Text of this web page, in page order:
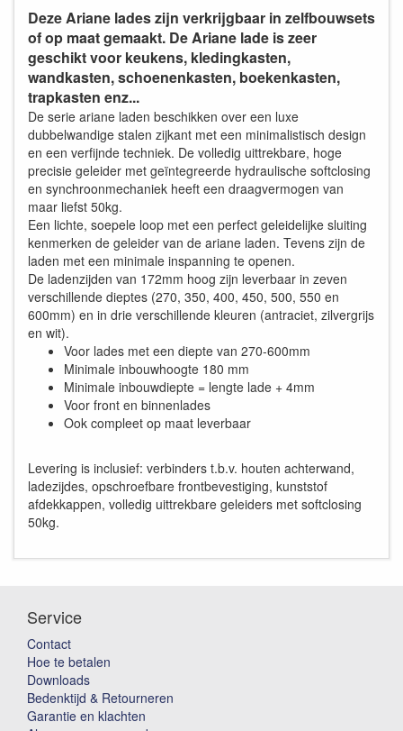
Deze Ariane lades zijn verkrijgbaar in zelfbouwsets
of op maat gemaakt. De Ariane lade is zeer
geschikt voor keukens, kledingkasten,
wandkasten, schoenenkasten, boekenkasten,
trapkasten enz...
De serie ariane laden beschikken over een luxe
dubbelwandige stalen zijkant met een minimalistisch design
en een verfijnde techniek. De volledig uittrekbare, hoge
precisie geleider met geïntegreerde hydraulische softclosing
en synchroonmechaniek heeft een draagvermogen van
maar liefst 50kg.
Een lichte, soepele loop met een perfect geleidelijke sluiting
kenmerken de geleider van de ariane laden. Tevens zijn de
laden met een minimale inspanning te openen.
De ladenzijden van 172mm hoog zijn leverbaar in zeven
verschillende dieptes (270, 350, 400, 450, 500, 550 en
600mm) en in drie verschillende kleuren (antraciet, zilvergrijs
en wit).
Voor lades met een diepte van 270-600mm
Minimale inbouwhoogte 180 mm
Minimale inbouwdiepte = lengte lade + 4mm
Voor front en binnenlades
Ook compleet op maat leverbaar
Levering is inclusief: verbinders t.b.v. houten achterwand,
ladezijdes, opschroefbare frontbevestiging, kunststof
afdekkappen, volledig uittrekbare geleiders met softclosing
50kg.
Service
Contact
Hoe te betalen
Downloads
Bedenktijd & Retourneren
Garantie en klachten